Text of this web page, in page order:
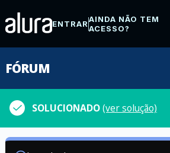
ENTRARAINDA NÃO TEM
ACESSO?
FÓRUM
SOLUCIONADO(ver solução)